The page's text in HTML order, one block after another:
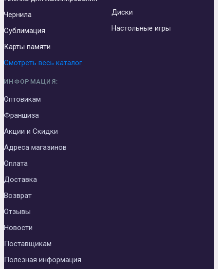
Чернила
Сублимация
Карты памяти
Диски
Настольные игры
Смотреть весь каталог
ИНФОРМАЦИЯ:
Оптовикам
Франшиза
Акции и Скидки
Адреса магазинов
Оплата
Доставка
Возврат
Отзывы
Новости
Поставщикам
Полезная информация